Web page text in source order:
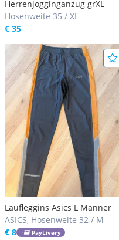
Herrenjogginganzug grXL
Hosenweite 35 / XL
€ 35
Laufleggins Asics L Männer
ASICS, Hosenweite 32 / M
€ 8
PayLivery